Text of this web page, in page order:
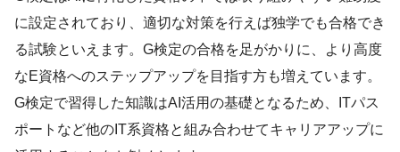
に設定されており、適切な対策を行えば独学でも合格でき
る試験といえます。G検定の合格を足がかりに、より高度
なE資格へのステップアップを目指す方も増えています。
G検定で習得した知識はAI活用の基礎となるため、ITパス
ポートなど他のIT系資格と組み合わせてキャリアアップに